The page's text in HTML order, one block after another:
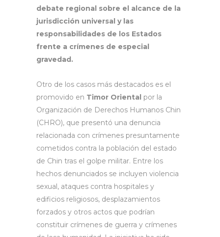
debate regional sobre el alcance de la
jurisdicción universal y las
responsabilidades de los Estados
frente a crímenes de especial
gravedad.
Otro de los casos más destacados es el
promovido en Timor Oriental por la
Organización de Derechos Humanos Chin
(CHRO), que presentó una denuncia
relacionada con crímenes presuntamente
cometidos contra la población del estado
de Chin tras el golpe militar. Entre los
hechos denunciados se incluyen violencia
sexual, ataques contra hospitales y
edificios religiosos, desplazamientos
forzados y otros actos que podrían
constituir crímenes de guerra y crímenes